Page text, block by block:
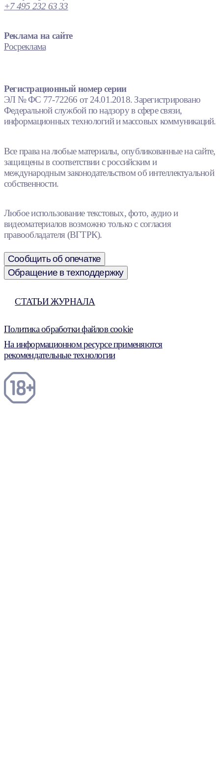
+7 495 232 63 33
Реклама на сайте
Росреклама
Регистрационный номер серии
ЭЛ № ФС 77-72266 от 24.01.2018. Зарегистрировано
Федеральной службой по надзору в сфере связи,
информационных технологий и массовых коммуникаций.
Все права на любые материалы, опубликованные на сайте,
защищены в соответствии с российским и
международным законодательством об интеллектуальной
собственности.
Любое использование текстовых, фото, аудио и
видеоматериалов возможно только с согласия
правообладателя (ВГТРК).
Сообщить об опечатке
Обращение в техподдержку
СТАТЬИ ЖУРНАЛА
Политика обработки файлов cookie
На информационном ресурсе применяются
рекомендательные технологии